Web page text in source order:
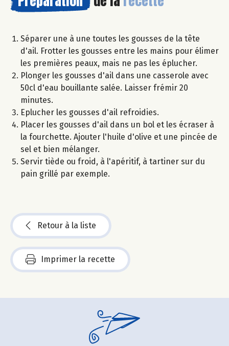
Séparer une à une toutes les gousses de la tête
d'ail. Frotter les gousses entre les mains pour élimer
les premières peaux, mais ne pas les éplucher.
Plonger les gousses d'ail dans une casserole avec
50cl d'eau bouillante salée. Laisser frémir 20
minutes.
Eplucher les gousses d'ail refroidies.
Placer les gousses d'ail dans un bol et les écraser à
la fourchette. Ajouter l'huile d'olive et une pincée de
sel et bien mélanger.
Servir tiède ou froid, à l'apéritif, à tartiner sur du
pain grillé par exemple.
Retour à la liste
Imprimer la recette